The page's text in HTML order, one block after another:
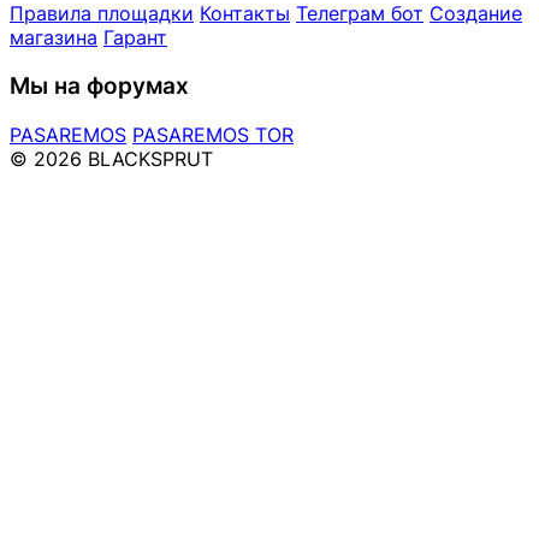
Правила площадки Контакты Телеграм бот Создание
магазина Гарант
Мы на форумах
PASAREMOS PASAREMOS TOR
© 2026 BLACKSPRUT